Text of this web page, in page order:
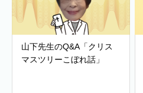
山下先生のQ&A「クリス
マスツリーこぼれ話」